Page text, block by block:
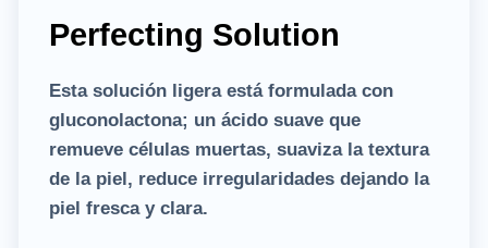
Perfecting Solution
Esta solución ligera está formulada con
gluconolactona; un ácido suave que
remueve células muertas, suaviza la textura
de la piel, reduce irregularidades dejando la
piel fresca y clara.